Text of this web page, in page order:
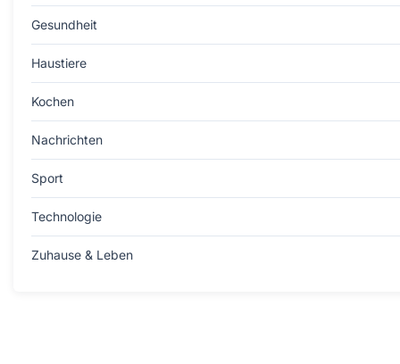
Gesundheit
Haustiere
Kochen
Nachrichten
Sport
Technologie
Zuhause & Leben